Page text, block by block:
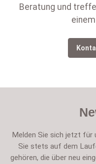
Beratung und
Melden Sie sich jetzt für
Sie stets auf dem
gehören, die über neu